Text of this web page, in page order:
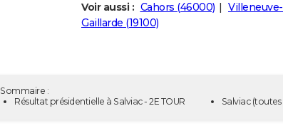
Voir aussi : Cahors (46000)
Gaillarde (19100)
Sommaire :
Résultat présidentielle à Salviac - 2E TOUR
Salviac(toutes